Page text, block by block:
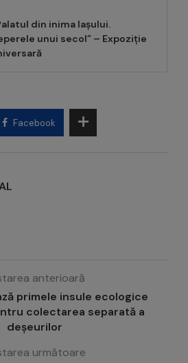
din inima Iașului.
unui secol” – Expoziție
Facebook
anterioară
primele insule ecologice
colectarea separată a
deșeurilor
următoare